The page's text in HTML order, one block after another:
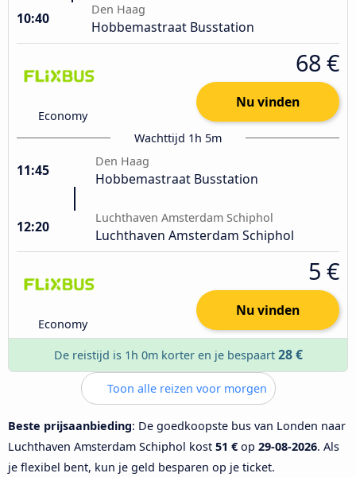
10:40
Den Haag
Hobbemastraat Busstation
Economy
68 €
Nu vinden
Wachttijd 1h 5m
11:45
Den Haag
Hobbemastraat Busstation
12:20
Luchthaven Amsterdam Schiphol
Luchthaven Amsterdam Schiphol
Economy
5 €
Nu vinden
De reistijd is 1h 0m korter en je bespaart 28 €
Toon alle reizen voor morgen
Beste prijsaanbieding: De goedkoopste bus van Londen naar
Luchthaven Amsterdam Schiphol kost 51 € op 29-08-2026. Als
je flexibel bent, kun je geld besparen op je ticket.